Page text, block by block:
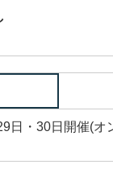
日・30日開催(オ